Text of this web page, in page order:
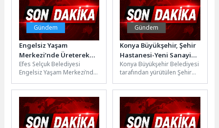
Gündem
Engelsiz Yaşam
Merkezi’nde Üreterek
Güçleniyorlar
Efes Selçuk Belediyesi
Engelsiz Yaşam Merkezi’nde
yaratıcı drama atölyeleri,
engelsiz bireylerin hem...
Gündem
Konya Büyükşehir, Şehir
Hastanesi-Yeni Sanayi
Tramvay Hattı
Güzergâhındaki
Bölgelerin Yol Altyapısını
Konya Büyükşehir Belediyesi
tarafından yürütülen Şehir
Tramvay Projesi
kapsamında hastanenin
arka tarafında...